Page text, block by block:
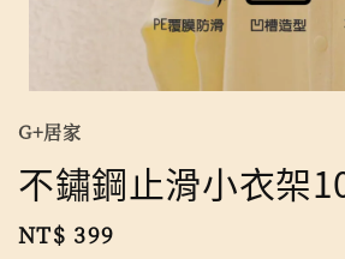
G+居家
不鏽鋼止滑小衣架
Regular
NT$ 399